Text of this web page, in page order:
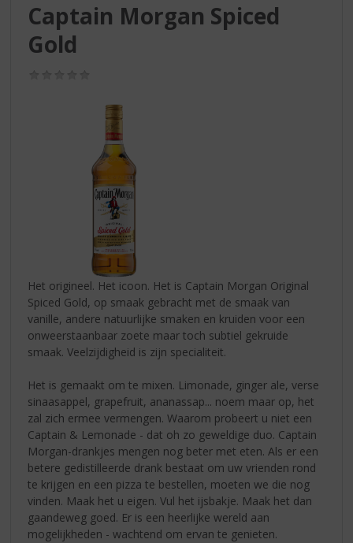
Captain Morgan Spiced
Gold
Het origineel. Het icoon. Het is Captain Morgan Original
Spiced Gold, op smaak gebracht met de smaak van
vanille, andere natuurlijke smaken en kruiden voor een
onweerstaanbaar zoete maar toch subtiel gekruide
smaak. Veelzijdigheid is zijn specialiteit.
Het is gemaakt om te mixen. Limonade, ginger ale, verse
sinaasappel, grapefruit, ananassap... noem maar op, het
zal zich ermee vermengen. Waarom probeert u niet een
Captain & Lemonade - dat oh zo geweldige duo. Captain
Morgan-drankjes mengen nog beter met eten. Als er een
betere gedistilleerde drank bestaat om uw vrienden rond
te krijgen en een pizza te bestellen, moeten we die nog
vinden. Maak het u eigen. Vul het ijsbakje. Maak het dan
gaandeweg goed. Er is een heerlijke wereld aan
mogelijkheden - wachtend om ervan te genieten.